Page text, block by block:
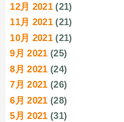
12月 2021 (21)
11月 2021 (21)
10月 2021 (21)
9月 2021 (25)
8月 2021 (24)
7月 2021 (26)
6月 2021 (28)
5月 2021 (31)